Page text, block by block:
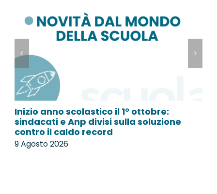
Inizio anno scolastico il 1° ottobre:
sindacati e Anp divisi sulla soluzione
contro il caldo record
9 Agosto 2026